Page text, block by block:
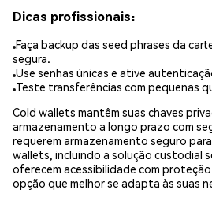
Dicas profissionais:
Faça backup das seed phrases da
segura.
Use senhas únicas e ative
Teste transferências com pequenas
Cold wallets mantêm suas chaves
armazenamento a longo prazo com
requerem armazenamento seguro
wallets, incluindo a solução custodial
oferecem acessibilidade com
opção que melhor se adapta às suas